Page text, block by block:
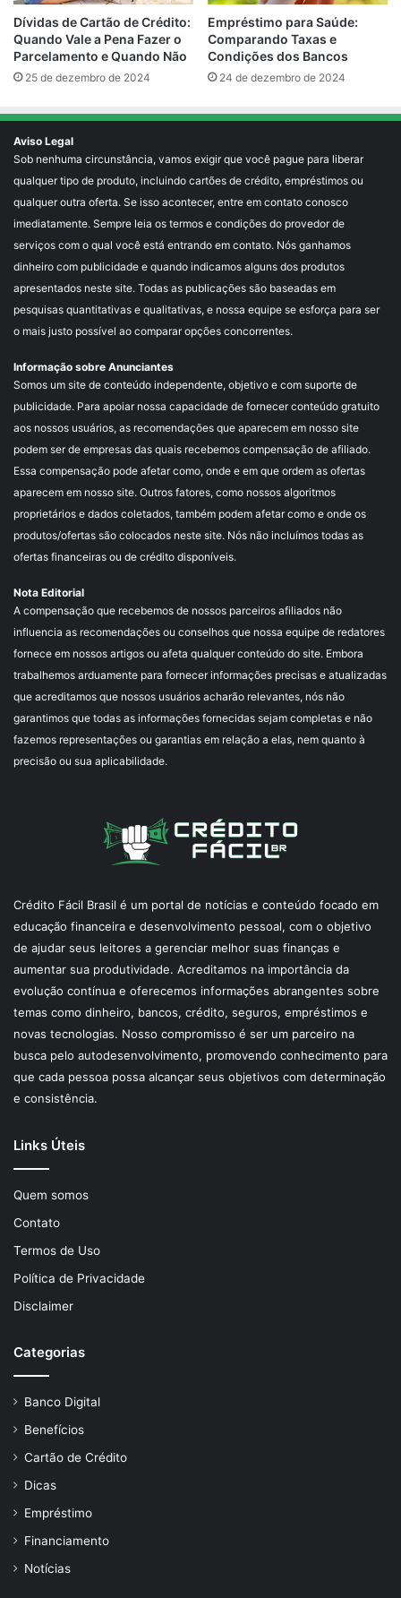
Dívidas de Cartão de Crédito:
Quando Vale a Pena Fazer o
Parcelamento e Quando Não
25 de dezembro de 2024
Empréstimo para Saúde:
Comparando Taxas e
Condições dos Bancos
24 de dezembro de 2024
Aviso Legal
Sob nenhuma circunstância, vamos exigir que você pague para liberar
qualquer tipo de produto, incluindo cartões de crédito, empréstimos ou
qualquer outra oferta. Se isso acontecer, entre em contato conosco
imediatamente. Sempre leia os termos e condições do provedor de
serviços com o qual você está entrando em contato. Nós ganhamos
dinheiro com publicidade e quando indicamos alguns dos produtos
apresentados neste site. Todas as publicações são baseadas em
pesquisas quantitativas e qualitativas, e nossa equipe se esforça para ser
o mais justo possível ao comparar opções concorrentes.
Informação sobre Anunciantes
Somos um site de conteúdo independente, objetivo e com suporte de
publicidade. Para apoiar nossa capacidade de fornecer conteúdo gratuito
aos nossos usuários, as recomendações que aparecem em nosso site
podem ser de empresas das quais recebemos compensação de afiliado.
Essa compensação pode afetar como, onde e em que ordem as ofertas
aparecem em nosso site. Outros fatores, como nossos algoritmos
proprietários e dados coletados, também podem afetar como e onde os
produtos/ofertas são colocados neste site. Nós não incluímos todas as
ofertas financeiras ou de crédito disponíveis.
Nota Editorial
A compensação que recebemos de nossos parceiros afiliados não
influencia as recomendações ou conselhos que nossa equipe de redatores
fornece em nossos artigos ou afeta qualquer conteúdo do site. Embora
trabalhemos arduamente para fornecer informações precisas e atualizadas
que acreditamos que nossos usuários acharão relevantes, nós não
garantimos que todas as informações fornecidas sejam completas e não
fazemos representações ou garantias em relação a elas, nem quanto à
precisão ou sua aplicabilidade.
Crédito Fácil Brasil é um portal de notícias e conteúdo focado em
educação financeira e desenvolvimento pessoal, com o objetivo
de ajudar seus leitores a gerenciar melhor suas finanças e
aumentar sua produtividade. Acreditamos na importância da
evolução contínua e oferecemos informações abrangentes sobre
temas como dinheiro, bancos, crédito, seguros, empréstimos e
novas tecnologias. Nosso compromisso é ser um parceiro na
busca pelo autodesenvolvimento, promovendo conhecimento para
que cada pessoa possa alcançar seus objetivos com determinação
e consistência.
Links Úteis
Quem somos
Contato
Termos de Uso
Política de Privacidade
Disclaimer
Categorias
Banco Digital
Benefícios
Cartão de Crédito
Dicas
Empréstimo
Financiamento
Notícias